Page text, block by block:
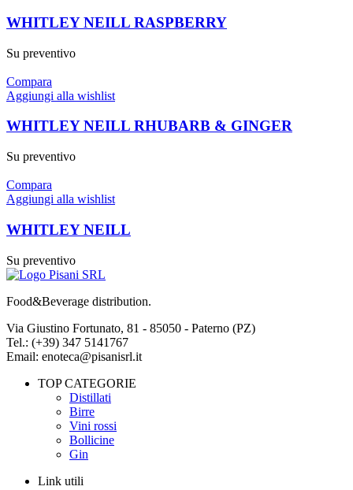
WHITLEY NEILL RASPBERRY
Su preventivo
Compara
Aggiungi alla wishlist
WHITLEY NEILL RHUBARB & GINGER
Su preventivo
Compara
Aggiungi alla wishlist
WHITLEY NEILL
Su preventivo
Food&Beverage distribution.
Via Giustino Fortunato, 81 - 85050 - Paterno (PZ)
Tel.: (+39) 347 5141767
Email: enoteca@pisanisrl.it
TOP CATEGORIE
Distillati
Birre
Vini rossi
Bollicine
Gin
Link utili